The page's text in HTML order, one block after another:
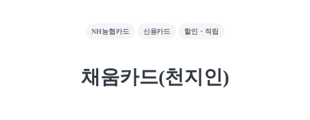
NH농협카드 신용카드 할인・적립
채움카드(천지인)